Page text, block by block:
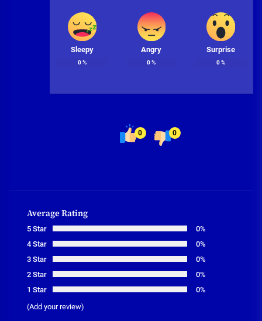
Sleepy
0%
Angry
0%
Surprise
0%
0 0
Average Rating
5 Star
0%
4 Star
0%
3 Star
0%
2 Star
0%
1 Star
0%
(Add your review)